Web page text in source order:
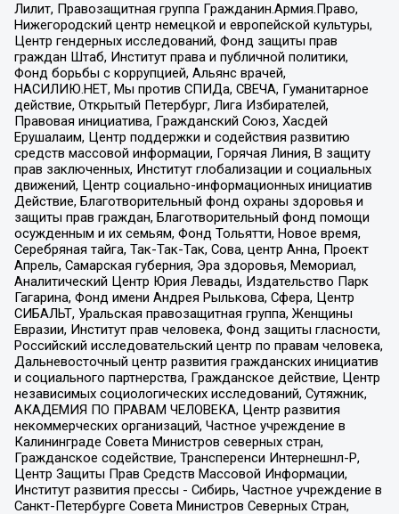
Лилит, Правозащитная группа Гражданин.Армия.Право,
Нижегородский центр немецкой и европейской культуры,
Центр гендерных исследований, Фонд защиты прав
граждан Штаб, Институт права и публичной политики,
Фонд борьбы с коррупцией, Альянс врачей,
НАСИЛИЮ.НЕТ, Мы против СПИДа, СВЕЧА, Гуманитарное
действие, Открытый Петербург, Лига Избирателей,
Правовая инициатива, Гражданский Союз, Хасдей
Ерушалаим, Центр поддержки и содействия развитию
средств массовой информации, Горячая Линия, В защиту
прав заключенных, Институт глобализации и социальных
движений, Центр социально-информационных инициатив
Действие, Благотворительный фонд охраны здоровья и
защиты прав граждан, Благотворительный фонд помощи
осужденным и их семьям, Фонд Тольятти, Новое время,
Серебряная тайга, Так-Так-Так, Сова, центр Анна, Проект
Апрель, Самарская губерния, Эра здоровья, Мемориал,
Аналитический Центр Юрия Левады, Издательство Парк
Гагарина, Фонд имени Андрея Рылькова, Сфера, Центр
СИБАЛЬТ, Уральская правозащитная группа, Женщины
Евразии, Институт прав человека, Фонд защиты гласности,
Российский исследовательский центр по правам человека,
Дальневосточный центр развития гражданских инициатив
и социального партнерства, Гражданское действие, Центр
независимых социологических исследований, Сутяжник,
АКАДЕМИЯ ПО ПРАВАМ ЧЕЛОВЕКА, Центр развития
некоммерческих организаций, Частное учреждение в
Калининграде Совета Министров северных стран,
Гражданское содействие, Трансперенси Интернешнл-Р,
Центр Защиты Прав Средств Массовой Информации,
Институт развития прессы - Сибирь, Частное учреждение в
Санкт-Петербурге Совета Министров Северных Стран,